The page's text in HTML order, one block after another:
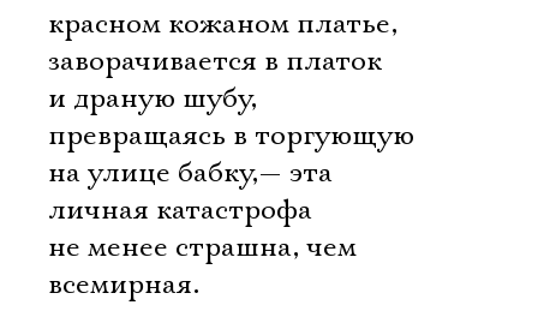
красном кожаном платье,
заворачивается в платок
и драную шубу,
превращаясь в торгующую
на улице бабку,— эта
личная катастрофа
не менее страшна, чем
всемирная.